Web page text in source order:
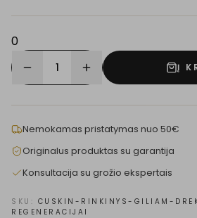
0
1 Į
Nemokamas pristatymas nuo 50€
Originalus produktas su garantija
Konsultacija su grožio ekspertais
SKU: CUSKIN-RINKINYS-GILIAM-
REGENERACIJAI